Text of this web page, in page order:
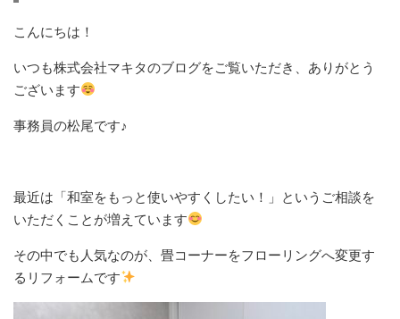
こんにちは！
いつも株式会社マキタのブログをご覧いただき、ありがとう
ございます
事務員の松尾です♪
最近は「和室をもっと使いやすくしたい！」というご相談を
いただくことが増えています
その中でも人気なのが、畳コーナーをフローリングへ変更す
るリフォームです